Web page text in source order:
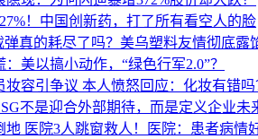
！中国创新药，打了所有看空人的脸
弹真的耗尽了吗？美乌塑料友情彻底露
美以搞小动作，“绿色行军2.0”？
容引争议 本人愤怒回应：化妆有错吗
不是迎合外部期待，而是定义企业未
地 医院3人跳窗救人！医院：患者病情